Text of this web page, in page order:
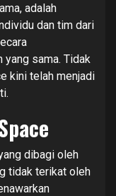
adalah
dan tim dari
yang sama. Tidak
kini telah menjadi
dibagi oleh
tidak terikat oleh